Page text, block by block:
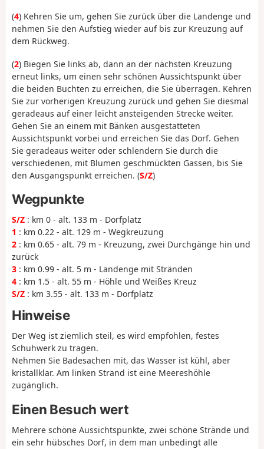
(4) Kehren Sie um, gehen Sie zurück über die Landenge und
nehmen Sie den Aufstieg wieder auf bis zur Kreuzung auf
dem Rückweg.
(2) Biegen Sie links ab, dann an der nächsten Kreuzung
erneut links, um einen sehr schönen Aussichtspunkt über
die beiden Buchten zu erreichen, die Sie überragen. Kehren
Sie zur vorherigen Kreuzung zurück und gehen Sie diesmal
geradeaus auf einer leicht ansteigenden Strecke weiter.
Gehen Sie an einem mit Bänken ausgestatteten
Aussichtspunkt vorbei und erreichen Sie das Dorf. Gehen
Sie geradeaus weiter oder schlendern Sie durch die
verschiedenen, mit Blumen geschmückten Gassen, bis Sie
den Ausgangspunkt erreichen. (S/Z)
Wegpunkte
S/Z : km 0 - alt. 133 m - Dorfplatz
1 : km 0.22 - alt. 129 m - Wegkreuzung
2 : km 0.65 - alt. 79 m - Kreuzung, zwei Durchgänge hin und
zurück
3 : km 0.99 - alt. 5 m - Landenge mit Stränden
4 : km 1.5 - alt. 55 m - Höhle und Weißes Kreuz
S/Z : km 3.55 - alt. 133 m - Dorfplatz
Hinweise
Der Weg ist ziemlich steil, es wird empfohlen, festes
Schuhwerk zu tragen.
Nehmen Sie Badesachen mit, das Wasser ist kühl, aber
kristallklar. Am linken Strand ist eine Meereshöhle
zugänglich.
Einen Besuch wert
Mehrere schöne Aussichtspunkte, zwei schöne Strände und
ein sehr hübsches Dorf, in dem man unbedingt alle